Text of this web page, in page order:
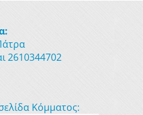
2610344702
Κόμματος: